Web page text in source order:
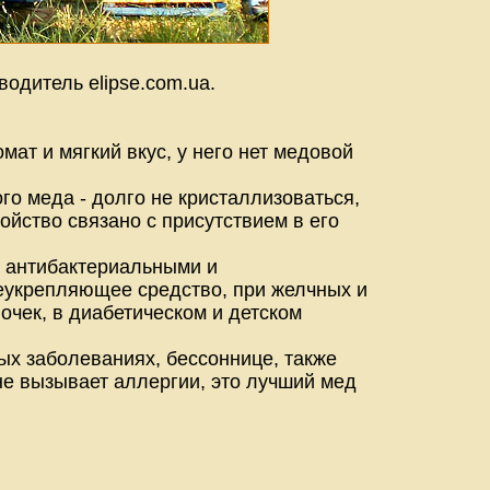
elipse.com.ua.
и мягкий вкус, у него нет медовой
меда - долго не кристаллизоваться,
связано с присутствием в его
и
средство, при желчных и
в диабетическом и детском
заболеваниях, бессоннице, также
вызывает аллергии, это лучший мед